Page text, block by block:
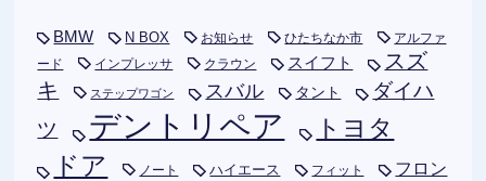
BMW N BOX お知らせ ひたちなか市
アルファ
ード
インプレッサ クラウン スイフト
スズ
キ
ステップワゴン スバル タント
ダイハ
ツ
デントリペア
トヨタ
ドア
ノート ハイエース フィット
フロン